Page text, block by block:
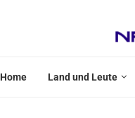
Home Land und Leute